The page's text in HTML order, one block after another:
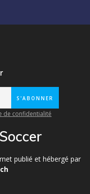
de confidentialité
publié et hébergé par